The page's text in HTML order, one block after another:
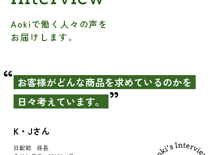
Aokiで働く人々の声を
お届けします。
お客様がどんな商品を求めているのかを
日々考えています。
K・Jさん
日配部 係長